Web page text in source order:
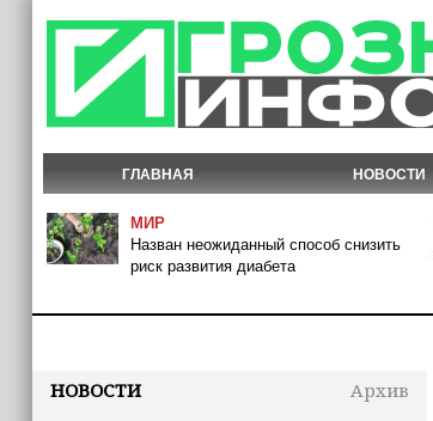
ГЛАВНАЯ НОВОСТИ
МИР
Назван неожиданный способ снизить
риск развития диабета
НОВОСТИ
Архив